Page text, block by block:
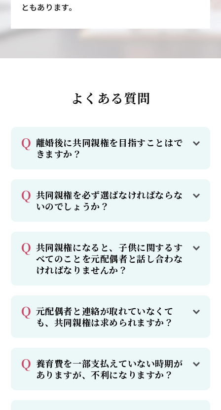
ともあります。
よくある質問
離婚後に共同親権を目指すことはで
きますか？
共同親権を必ず選ばなければならな
いのでしょうか？
共同親権になると、子供に関するす
べてのことを元配偶者と話し合わな
ければなりませんか？
元配偶者と連絡が取れていなくて
も、共同親権は求められますか？
養育費を一部支払えていない時期が
ありますが、不利になりますか？